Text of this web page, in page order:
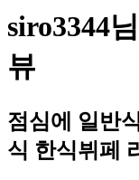
siro3344
뷰
점심에 일반
식 한식뷔페